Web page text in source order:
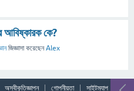
আবিষ্কারক কে?
জিজ্ঞাসা করেছেনAlex
অস্বীকৃতিজ্ঞাপন গোপনীয়তা সাইটম্যাপ